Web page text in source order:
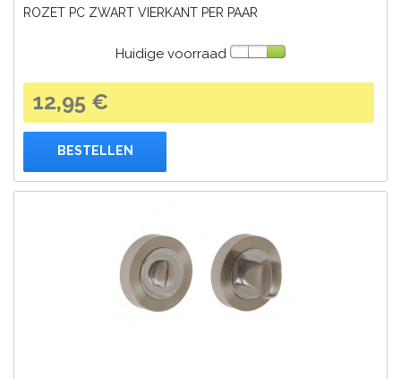
ROZET PC ZWART VIERKANT PER PAAR
Huidige voorraad
12,95 €
BESTELLEN